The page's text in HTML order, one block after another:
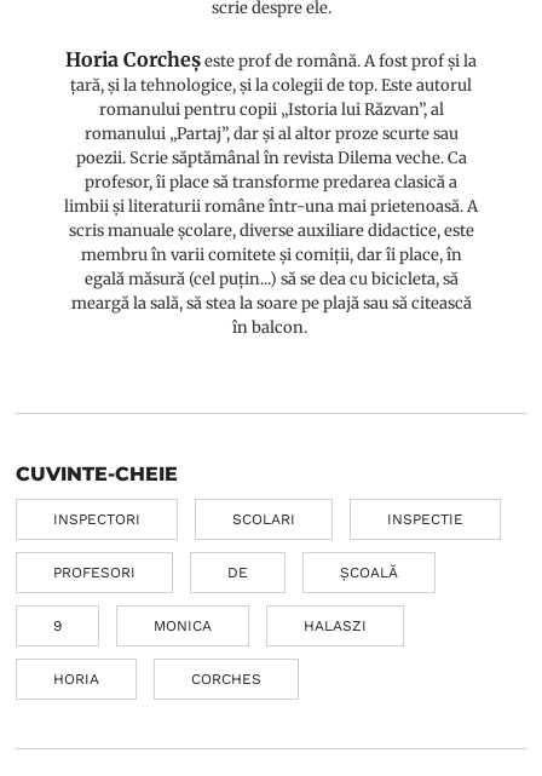
scrie despre ele.
Horia Corcheșeste prof de română. A fost prof și la
țară, și la tehnologice, și la colegii de top. Este autorul
romanului pentru copii „Istoria lui Răzvan”, al
romanului „Partaj”, dar și al altor proze scurte sau
poezii. Scrie săptămânal în revista Dilema veche. Ca
profesor, îi place să transforme predarea clasică a
limbii și literaturii române într-una mai prietenoasă. A
scris manuale școlare, diverse auxiliare didactice, este
membru în varii comitete și comiții, dar îi place, în
egală măsură (cel puțin...) să se dea cu bicicleta, să
meargă la sală, să stea la soare pe plajă sau să citească
în balcon.
CUVINTE-CHEIE
INSPECTORI SCOLARI INSPECTIE
PROFESORI DE ȘCOALĂ
9 MONICA HALASZI
HORIA CORCHES